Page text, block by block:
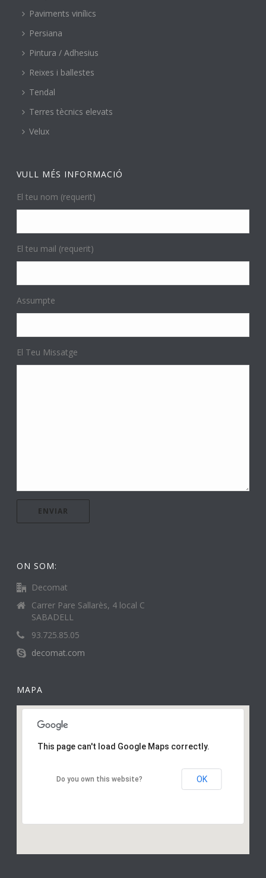
Paviments vinílics
Persiana
Pintura / Adhesius
Reixes i ballestes
Tendal
Terres tècnics elevats
Velux
VULL MÉS INFORMACIÓ
El teu nom (requerit)
El teu mail (requerit)
Assumpte
El Teu Missatge
ON SOM:
Decomat
Carrer Pare Sallarès, 4 local C
SABADELL
93.725.85.05
decomat.com
MAPA
This page can't load Google Maps correctly.
Do you own this website? OK